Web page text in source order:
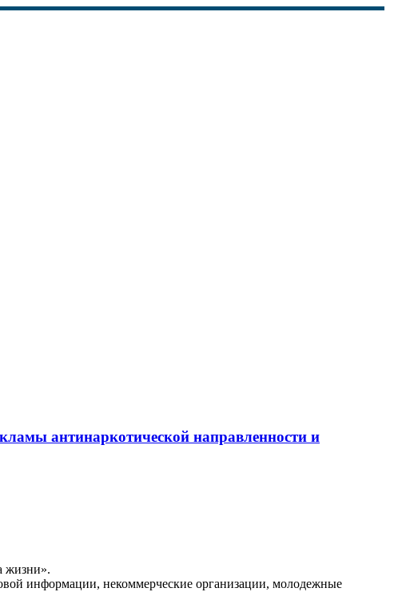
«ВЕСТИ»)
антинаркотической направленности и
жизни».
информации, некоммерческие организации, молодежные